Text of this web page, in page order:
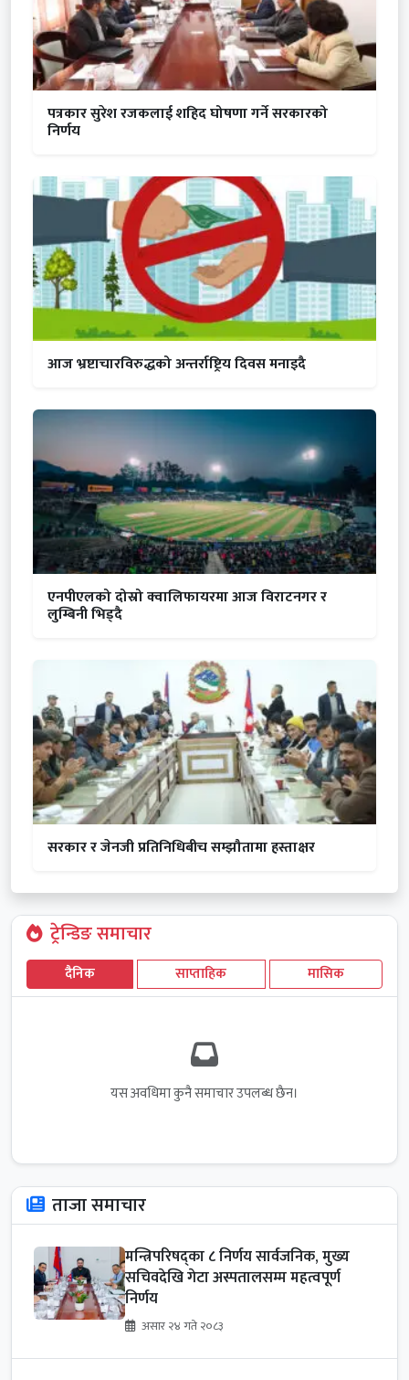
पत्रकार सुरेश रजकलाई शहिद घोषणा गर्ने सरकारको
निर्णय
आज भ्रष्टाचारविरुद्धको अन्तर्राष्ट्रिय दिवस मनाइदै
एनपीएलको दोस्रो क्वालिफायरमा आज विराटनगर र
लुम्बिनी भिड्दै
सरकार र जेनजी प्रतिनिधिबीच सम्झौतामा हस्ताक्षर
ट्रेन्डिङ समाचार
दैनिक साप्ताहिक मासिक
यस अवधिमा कुनै समाचार उपलब्ध छैन।
ताजा समाचार
मन्त्रिपरिषद्का ८ निर्णय सार्वजनिक, मुख्य
सचिवदेखि गेटा अस्पतालसम्म महत्वपूर्ण
निर्णय
असार २४ गते २०८३